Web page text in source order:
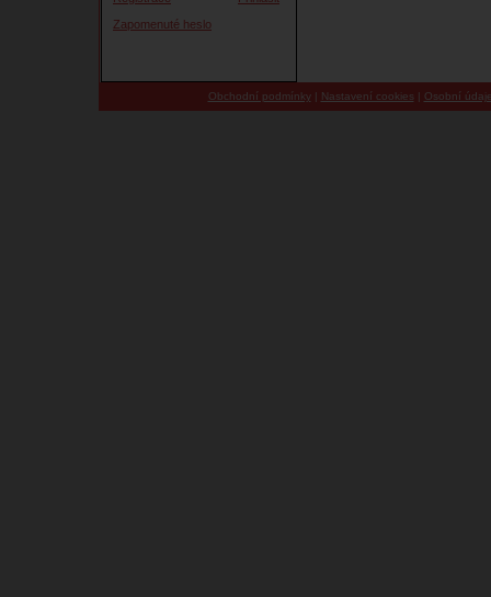
Zapomenuté heslo
Obchodní podmínky| Nastavení cookies | Osobní